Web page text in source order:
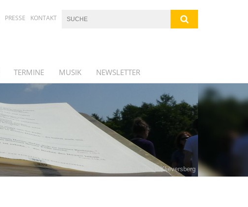
PRESSE KONTAKT
TERMINE MUSIK NEWSLETTER
Gottesdienstbuch Klieversberg